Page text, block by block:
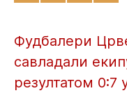
Фудбалери
савладали
резултатом